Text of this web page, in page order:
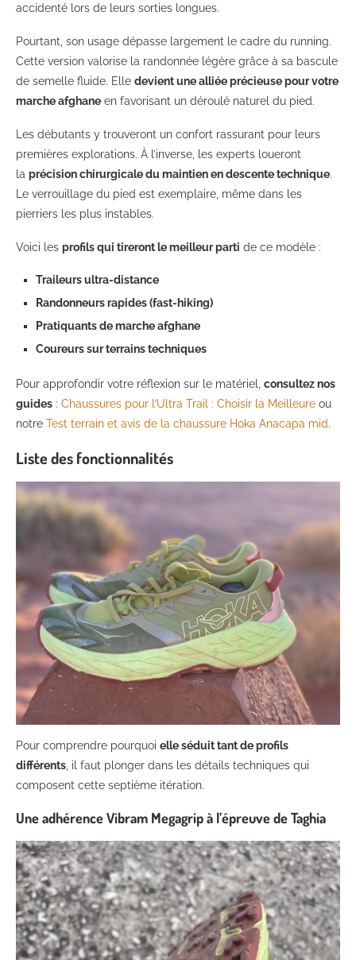
accidenté lors de leurs sorties longues.
Pourtant, son usage dépasse largement le cadre du running.
Cette version valorise la randonnée légère grâce à sa bascule
de semelle fluide. Elle devient une alliée précieuse pour votre
marche afghane en favorisant un déroulé naturel du pied.
Les débutants y trouveront un confort rassurant pour leurs
premières explorations. À l’inverse, les experts loueront
la précision chirurgicale du maintien en descente technique.
Le verrouillage du pied est exemplaire, même dans les
pierriers les plus instables.
Voici les profils qui tireront le meilleur parti de ce modèle :
Traileurs ultra-distance
Randonneurs rapides (fast-hiking)
Pratiquants de marche afghane
Coureurs sur terrains techniques
Pour approfondir votre réflexion sur le matériel, consultez nos
guides : Chaussures pour l’Ultra Trail : Choisir la Meilleure ou
notre Test terrain et avis de la chaussure Hoka Anacapa mid.
Liste des fonctionnalités
Pour comprendre pourquoi elle séduit tant de profils
différents , il faut plonger dans les détails techniques qui
composent cette septième itération.
Une adhérence Vibram Megagrip à l’épreuve de Taghia